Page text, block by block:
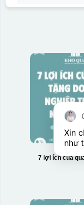
7 lợi ích của
Xin
như